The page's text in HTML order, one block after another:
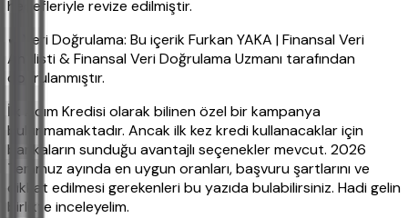
hedefleriyle revize edilmiştir.
✔ Veri Doğrulama: Bu içerik Furkan YAKA | Finansal Veri
Analisti & Finansal Veri Doğrulama Uzmanı tarafından
doğrulanmıştır.
İlk Adım Kredisi olarak bilinen özel bir kampanya
bulunmamaktadır. Ancak ilk kez kredi kullanacaklar için
bankaların sunduğu avantajlı seçenekler mevcut. 2026
Temmuz ayında en uygun oranları, başvuru şartlarını ve
dikkat edilmesi gerekenleri bu yazıda bulabilirsiniz. Hadi gelin
birlikte inceleyelim.